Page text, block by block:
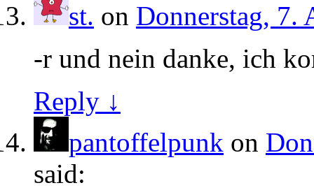
st. on Donnerstag, 7.
-r und nein danke, ich
Reply ↓
pantoffelpunk on
said: